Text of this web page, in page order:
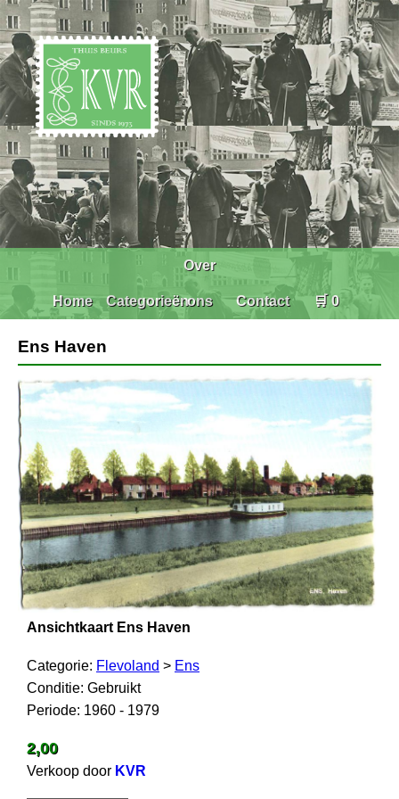
Home Categorieën
Over
ons Contact 🛒 0
Ens Haven
Ansichtkaart Ens Haven
Categorie: Flevoland > Ens
Conditie: Gebruikt
Periode: 1960 - 1979
2,00
Verkoop door KVR